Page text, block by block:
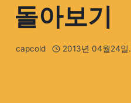
돌아보기
capcold 2013년 04월24일.